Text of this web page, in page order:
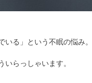
る」という不眠の悩み。
らっしゃいます。